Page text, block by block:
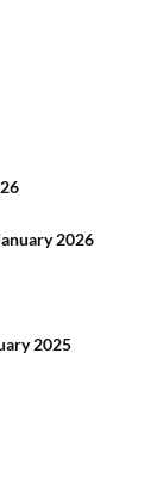
2026
2025